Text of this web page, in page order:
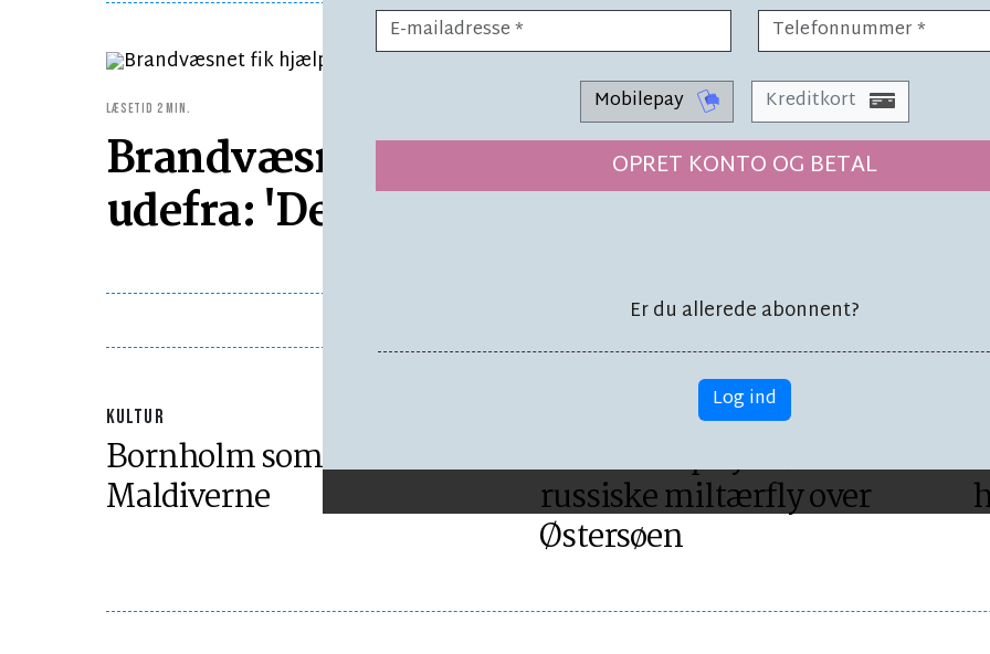
Mobilepay Kreditkort
OPRET KONTO OG BETAL
Er du allerede abonnent?
Log ind
LÆSETID 2 MIN.
Brandvæsnet fik hjælp
udefra: 'Det er fantastisk'
LÆSETID 4 MIN.
Lokale
nyt og du
KULTUR
Bornholm som alternativ til
Maldiverne
Nato-kampfly møder
russiske miltærfly over
Østersøen